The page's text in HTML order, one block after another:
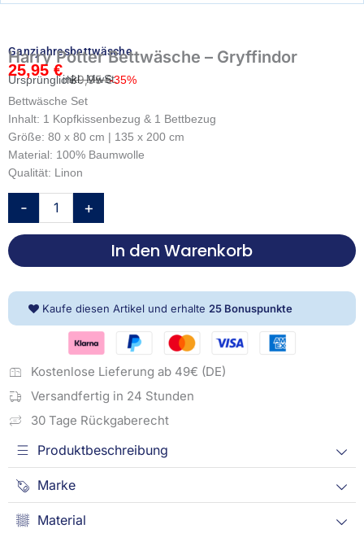
Ganzjahresbettwäsche
Harry Potter Bettwäsche – Gryffindor
25,95 €inkl. MwSt.
Ursprünglich:39,95€Ursprünglicher
war:
39,95 €
Aktueller
ist:
25,95 €.
-35%
Bettwäsche Set
Inhalt: 1 Kopfkissenbezug & 1 Bettbezug
Größe: 80 x 80 cm | 135 x 200 cm
Material: 100% Baumwolle
Qualität: Linon
-
Bettwäsche
-
Menge
+
In den Warenkorb
Kaufe diesen Artikel und erhalte 25 Bonuspunkte
Kostenlose Lieferung ab 49€ (DE)
Versandfertig in 24 Stunden
30 Tage Rückgaberecht
Produktbeschreibung
Marke
Material